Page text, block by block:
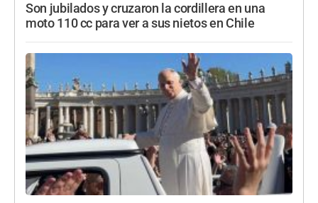
Son jubilados y cruzaron la cordillera en una
moto 110 cc para ver a sus nietos en Chile